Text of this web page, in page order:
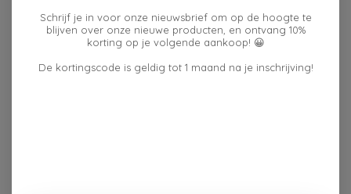
Afmeting: 100x100 CM
De mat is wasbaar op 30°. Gebruik een mild proces en
Schrijf je in voor onze nieuwsbrief om op de hoogte te
blijven over onze nieuwe producten, en ontvang 10%
korting op je volgende aankoop! 😀
De kortingscode is geldig tot 1 maand na je inschrijving!